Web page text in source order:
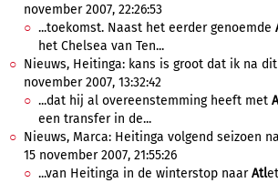
november 2007, 22:26:53
...toekomst. Naast het eerder genoemde
het Chelsea van Ten...
Nieuws, Heitinga: kans is groot dat ik na
november 2007, 13:32:42
...dat hij al overeenstemming heeft met
een transfer in de...
Nieuws, Marca: Heitinga volgend seizoen
15 november 2007, 21:55:26
...van Heitinga in de winterstop naarAtl